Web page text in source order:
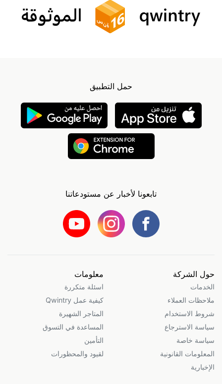
حمل التطبيق
تابعونا لأخبار عن مستودعاتنا
حول الشركة
الخدمات
ملاحظات العملاء
شروط الاستخدام
سياسة الاسترجاع
سياسة خاصة
المعلومات القانونية
الإخبارية
معلومات
اسئلة متكررة
كيفية عمل Qwintry
المتاجر الشهيرة
المساعدة في التسوق
التأمين
لقيود والمحظورات